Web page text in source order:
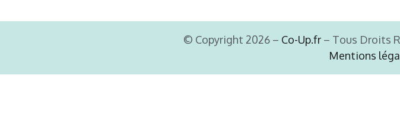
© Copyright 2026 – Co-Up.fr – Tous Droits
Mentions